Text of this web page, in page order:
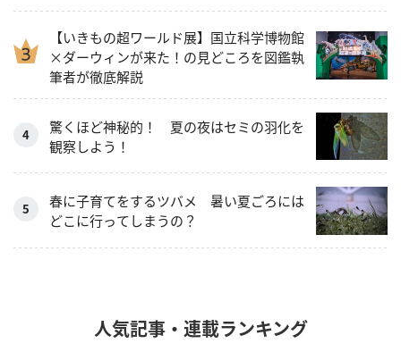
【いきもの超ワールド展】国立科学博物館
×ダーウィンが来た！の見どころを図鑑執
筆者が徹底解説
驚くほど神秘的！ 夏の夜はセミの羽化を
観察しよう！
春に子育てをするツバメ 暑い夏ごろには
どこに行ってしまうの？
人気記事・連載ランキング